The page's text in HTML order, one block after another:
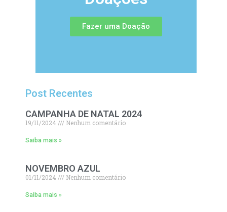
Fazer uma Doação
Post Recentes
CAMPANHA DE NATAL 2024
19/11/2024 Nenhum comentário
Saiba mais »
NOVEMBRO AZUL
01/11/2024 Nenhum comentário
Saiba mais »